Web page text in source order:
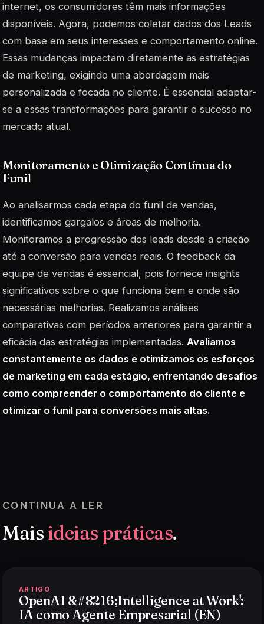
internet, os consumidores têm mais informações
disponíveis. Agora, podemos coletar dados dos Leads
com base em seus interesses e comportamento online.
Essas mudanças impactam diretamente as estratégias
de marketing, exigindo uma abordagem mais
personalizada e focada no cliente. É essencial adaptar-
se a essas transformações para garantir o sucesso no
mercado atual.
Monitoramento e Otimização Contínua do
Funil
Ao analisarmos cada etapa do funil de vendas,
identificamos gargalos e áreas de melhoria.
Monitoramos a progressão dos leads desde a criação
até a conversão para vendas reais. O feedback da
equipe de vendas é essencial, pois fornece insights
significativos sobre o que funciona bem e onde são
necessárias melhorias. Realizamos análises
comparativas com períodos anteriores para garantir a
eficácia das estratégias implementadas. Avaliamos
constantemente os dados e otimizamos os esforços
de marketing em cada estágio, enfrentando desafios
como compreender o comportamento do cliente e
otimizar o funil para conversões mais altas.
CONTINUA A LER
Mais ideias práticas.
ARTIGO
OpenAI &#8216;Intelligence at Work':
IA como Agente Empresarial (EN)